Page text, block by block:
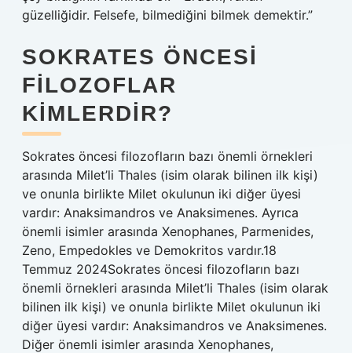
güzelliğidir. Felsefe, bilmediğini bilmek demektir.”
SOKRATES ÖNCESI
FILOZOFLAR
KIMLERDIR?
Sokrates öncesi filozofların bazı önemli örnekleri
arasında Milet’li Thales (isim olarak bilinen ilk kişi)
ve onunla birlikte Milet okulunun iki diğer üyesi
vardır: Anaksimandros ve Anaksimenes. Ayrıca
önemli isimler arasında Xenophanes, Parmenides,
Zeno, Empedokles ve Demokritos vardır.18
Temmuz 2024Sokrates öncesi filozofların bazı
önemli örnekleri arasında Milet’li Thales (isim olarak
bilinen ilk kişi) ve onunla birlikte Milet okulunun iki
diğer üyesi vardır: Anaksimandros ve Anaksimenes.
Diğer önemli isimler arasında Xenophanes,